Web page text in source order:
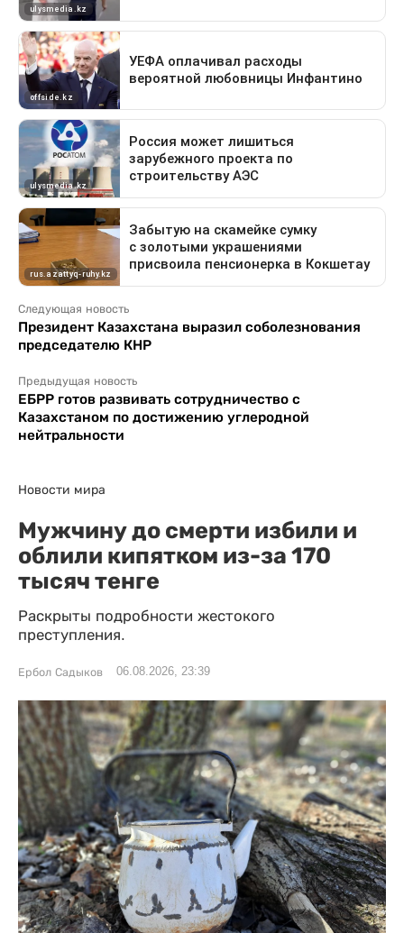
Следующая новость
Президент Казахстана выразил соболезнования
председателю КНР
Предыдущая новость
ЕБРР готов развивать сотрудничество с
Казахстаном по достижению углеродной
нейтральности
Новости мира
Мужчину до смерти избили и
облили кипятком из-за 170
тысяч тенге
Раскрыты подробности жестокого
преступления.
Ербол Садыков 06.08.2026, 23:39